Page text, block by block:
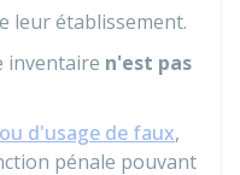
leur établissement.
inventaire n'est pas
d'usage de faux,
pénale pouvant